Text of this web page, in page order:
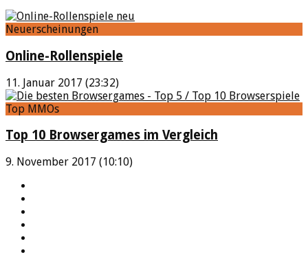
Neuerscheinungen
Online-Rollenspiele
11. Januar 2017 (23:32)
Top MMOs
Top 10 Browsergames im Vergleich
9. November 2017 (10:10)